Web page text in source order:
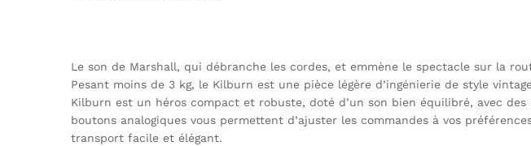
Le son de Marshall, qui débranche les cordes, et emmène le spectacle sur la
Pesant moins de 3 kg, le Kilburn est une pièce légère d’ingénierie de style
Kilburn est un héros compact et robuste, doté d’un son bien équilibré, avec
boutons analogiques vous permettent d’ajuster les commandes à vos
transport facile et élégant.